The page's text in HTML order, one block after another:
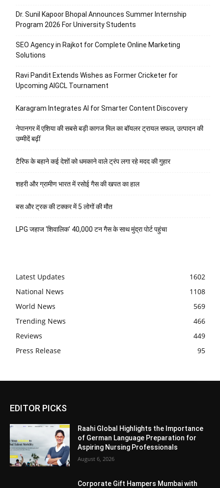
Dr. Sunil Kapoor Bhopal Announces Summer Internship
Program 2026 For University Students
SEO Agency in Rajkot for Complete Online Marketing
Solutions
Ravi Pandit Extends Wishes as Former Cricketer for
Upcoming AIGCL Tournament
Karagram Integrates AI for Smarter Content Discovery
नेपानगर में एशिया की सबसे बड़ी कागज मिल का बॉयलर ट्रायल सफल, उत्पादन की
उम्मीदें बढ़ीं
टैरिफ के बहाने कई देशों को धमकाने वाले ट्रंप लगा रहे मदद की गुहार
शहरी और ग्रामीण भारत में रसोई गैस की खपत का हाल
बस और ट्रक की टक्कर में 5 लोगों की मौत
LPG जहाज ‘शिवालिक’ 40,000 टन गैस के साथ मुंद्रा पोर्ट पहुंचा
Latest Updates
1602
National News
1108
World News
569
Trending News
466
Reviews
449
Press Release
95
EDITOR PICKS
Raahi Global Highlights the Importance
of German Language Preparation for
Aspiring Nursing Professionals
August 6, 2026
Corporate Gift Hampers Mumbai with